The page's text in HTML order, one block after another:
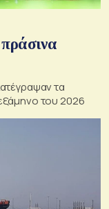
τα
του 2026